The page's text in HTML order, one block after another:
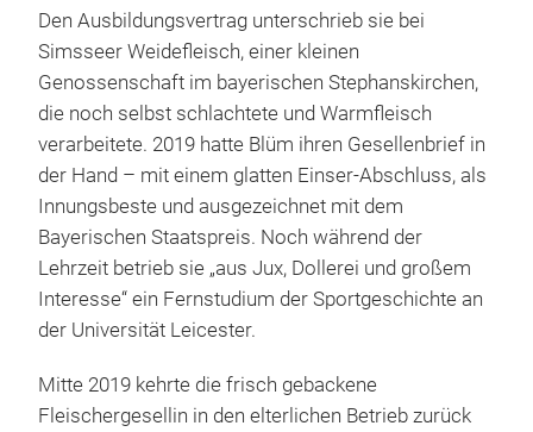
Den Ausbildungsvertrag unterschrieb sie bei
Simsseer Weidefleisch, einer kleinen
Genossenschaft im bayerischen Stephanskirchen,
die noch selbst schlachtete und Warmfleisch
verarbeitete. 2019 hatte Blüm ihren Gesellenbrief in
der Hand – mit einem glatten Einser-Abschluss, als
Innungsbeste und ausgezeichnet mit dem
Bayerischen Staatspreis. Noch während der
Lehrzeit betrieb sie „aus Jux, Dollerei und großem
Interesse“ ein Fernstudium der Sportgeschichte an
der Universität Leicester.
Mitte 2019 kehrte die frisch gebackene
Fleischergesellin in den elterlichen Betrieb zurück